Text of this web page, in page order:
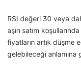
RSI değeri 30 veya
aşırı satım
fiyatların artık düşme
gelebileceği anlamına